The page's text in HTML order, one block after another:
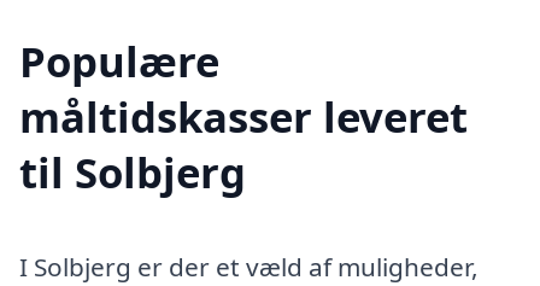
Populære
måltidskasser leveret
til Solbjerg
I Solbjerg er der et væld af muligheder,